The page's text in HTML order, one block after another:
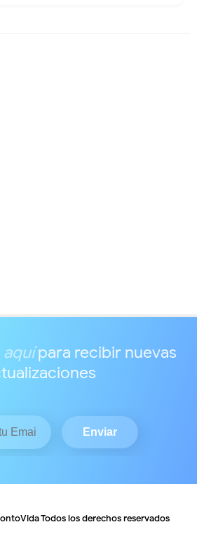
aquípara recibir nuevas
Todos los derechos reservados